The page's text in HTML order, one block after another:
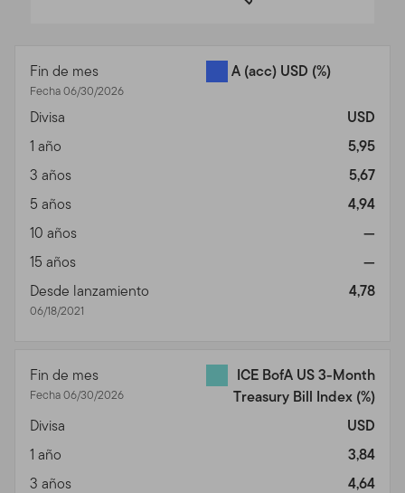
Fin de mes
Fecha 06/30/2026
A (acc) USD (%)
Divisa
USD
1 año
5,95
3 años
5,67
5 años
4,94
10 años
—
15 años
—
Desde lanzamiento
06/18/2021
4,78
Fin de mes
Fecha 06/30/2026
ICE BofA US 3-Month
Treasury Bill Index (%)
Divisa
USD
1 año
3,84
3 años
4,64